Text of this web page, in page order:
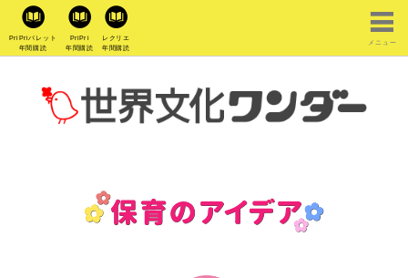
PriPriパレット
年間購読
PriPri
年間購読
レクリエ
年間購読
メニュー